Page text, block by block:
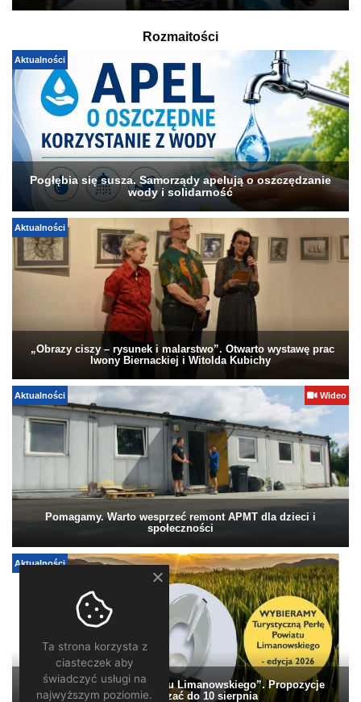
Rozmaitości
Aktualności
Pogłębia się susza. Samorządy apelują o oszczędzanie
wody i solidarność
Aktualności
„Obrazy ciszy – rysunek i malarstwo”. Otwarto wystawę prac
Iwony Biernackiej i Witolda Kubichy
Aktualności Wideo
Pomagamy. Warto wesprzeć remont APMT dla dzieci i
społeczności
Aktualności
„Turystyczna Perła Powiatu Limanowskiego”. Propozycje
można zgłaszać do 10 sierpnia
Ta strona korzysta z
ciasteczek aby
świadczyć usługi na
najwyższym poziomie.